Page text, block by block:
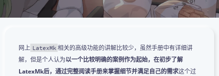
网上 LatexMk 相关的高级功能的讲解比较少，虽然手册中有详细讲
解，但是个人认为以一个比较明确的案例作为起始，在初步了解
LatexMk后，通过完整阅读手册来掌握细节并满足自己的需求这个过